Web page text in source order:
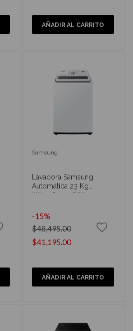
AÑADIR AL CARRITO
Samsung
Lavadora Samsung
Automática 23 Kg
WA23C3553GW
$41,195.00
$48,495.00
-15%
AÑADIR AL CARRITO